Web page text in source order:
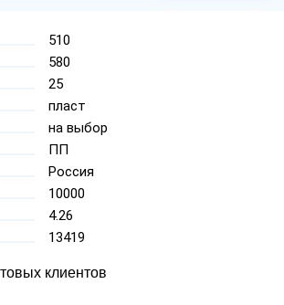
510
580
25
пласт
на выбор
ПП
Россия
10000
4.26
13419
клиентов